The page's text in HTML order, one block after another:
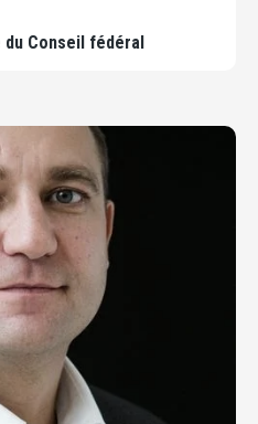
Conseil fédéral